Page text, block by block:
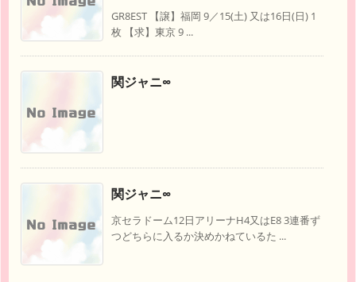
GR8EST 【譲】福岡 9／15(土) 又は16日(日) 1
枚 【求】東京 9 ...
関ジャニ∞
関ジャニ∞
京セラドーム12日アリーナH4又はE8 3連番ず
つどちらに入るか決めかねているた ...